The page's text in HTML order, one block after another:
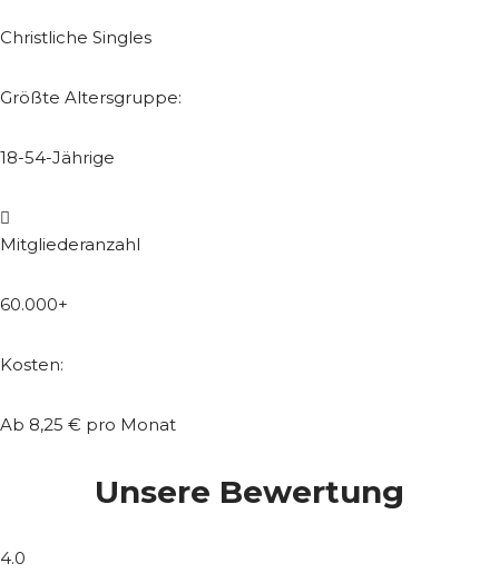
Christliche Singles
Größte Altersgruppe:
18-54-Jährige
Mitgliederanzahl
60.000+
Kosten:
Ab 8,25 € pro Monat
Unsere Bewertung
4.0